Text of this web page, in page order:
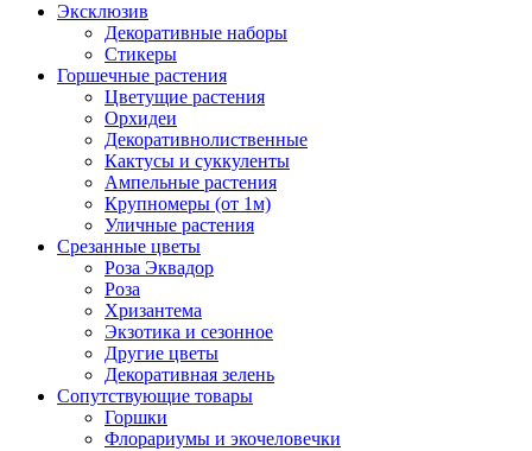
Эксклюзив
Декоративные наборы
Стикеры
Горшечные растения
Цветущие растения
Орхидеи
Декоративнолиственные
Кактусы и суккуленты
Ампельные растения
Крупномеры (от 1м)
Уличные растения
Срезанные цветы
Роза Эквадор
Роза
Хризантема
Экзотика и сезонное
Другие цветы
Декоративная зелень
Сопутствующие товары
Горшки
Флорариумы и экочеловечки